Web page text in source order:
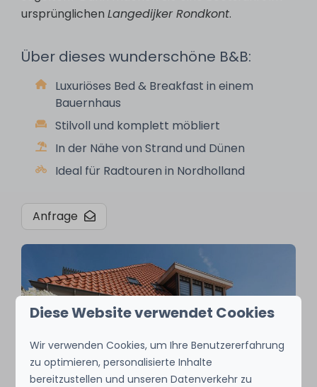
ursprünglichenLangedijker Rondkont.
Über dieses wunderschöne B&B:
Luxuriöses Bed & Breakfast in einem
Bauernhaus
Stilvoll und komplett möbliert
In der Nähe von Strand und Dünen
Ideal für Radtouren in Nordholland
Anfrage
Diese Website verwendet Cookies
Wir verwenden Cookies, um Ihre Benutzererfahrung
zu optimieren, personalisierte Inhalte
bereitzustellen und unseren Datenverkehr zu